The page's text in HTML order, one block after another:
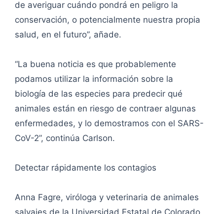
de averiguar cuándo pondrá en peligro la
conservación, o potencialmente nuestra propia
salud, en el futuro”, añade.
“La buena noticia es que probablemente
podamos utilizar la información sobre la
biología de las especies para predecir qué
animales están en riesgo de contraer algunas
enfermedades, y lo demostramos con el SARS-
CoV-2”, continúa Carlson.
Detectar rápidamente los contagios
Anna Fagre, viróloga y veterinaria de animales